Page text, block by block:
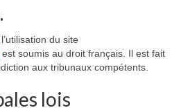
du site
est soumis au droit français. Il est fait
aux tribunaux compétents.
lois